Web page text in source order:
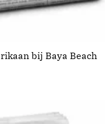
bij Baya Beach